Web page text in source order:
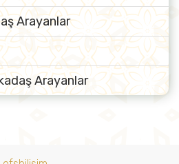
Arayanlar
Arayanlar